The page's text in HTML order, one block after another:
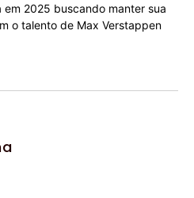
2025 buscando manter sua
o talento de Max Verstappen